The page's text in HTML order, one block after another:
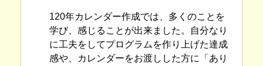
120年カレンダー作成では、多くのことを
学び、感じることが出来ました。自分なり
に工夫をしてプログラムを作り上げた達成
感や、カレンダーをお渡しした方に「あり